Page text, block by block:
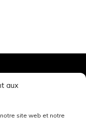
aux
site web et notre